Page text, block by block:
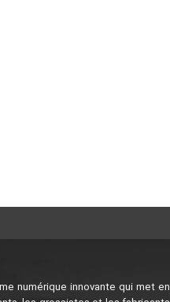
numérique innovante qui met en